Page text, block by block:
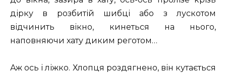
дірку в розбитій шибці або з лускотом
відчинить вікно, кинеться на нього,
наповняючи хату диким реготом…
Аж ось і ліжко. Хлопця роздягнено, він кутається